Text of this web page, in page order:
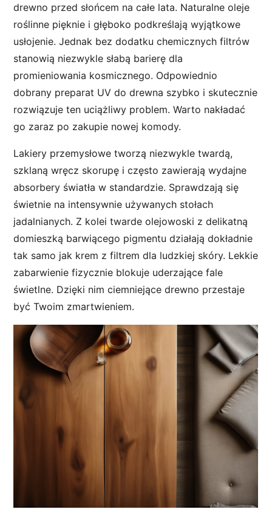
drewno przed słońcem na całe lata. Naturalne oleje
roślinne pięknie i głęboko podkreślają wyjątkowe
usłojenie. Jednak bez dodatku chemicznych filtrów
stanowią niezwykle słabą barierę dla
promieniowania kosmicznego. Odpowiednio
dobrany preparat UV do drewna szybko i skutecznie
rozwiązuje ten uciążliwy problem. Warto nakładać
go zaraz po zakupie nowej komody.
Lakiery przemysłowe tworzą niezwykle twardą,
szklaną wręcz skorupę i często zawierają wydajne
absorbery światła w standardzie. Sprawdzają się
świetnie na intensywnie używanych stołach
jadalnianych. Z kolei twarde olejowoski z delikatną
domieszką barwiącego pigmentu działają dokładnie
tak samo jak krem z filtrem dla ludzkiej skóry. Lekkie
zabarwienie fizycznie blokuje uderzające fale
świetlne. Dzięki nim ciemniejące drewno przestaje
być Twoim zmartwieniem.